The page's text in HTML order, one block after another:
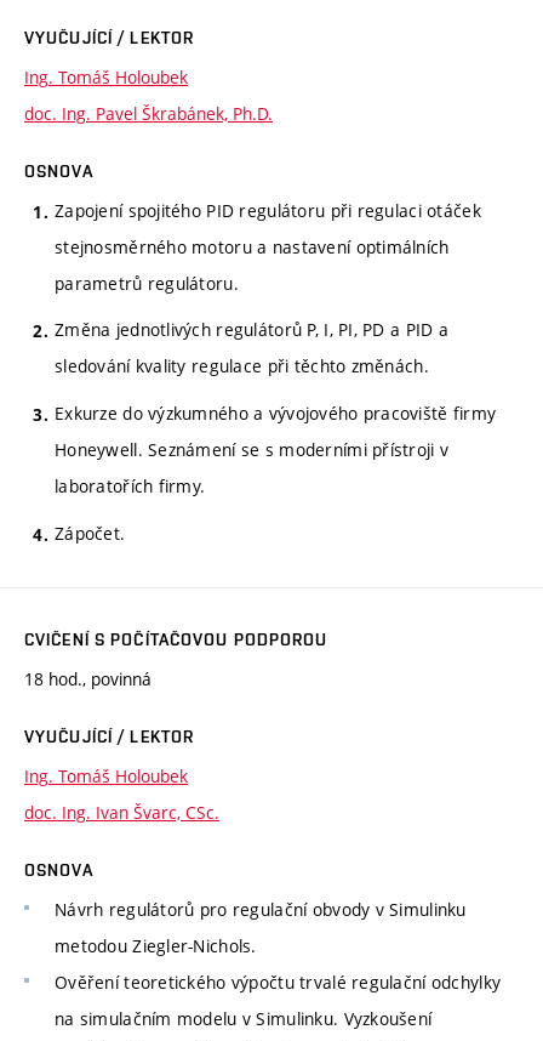
VYUČUJÍCÍ / LEKTOR
Ing. Tomáš Holoubek
doc. Ing. Pavel Škrabánek, Ph.D.
OSNOVA
Zapojení spojitého PID regulátoru při regulaci otáček
stejnosměrného motoru a nastavení optimálních
parametrů regulátoru.
Změna jednotlivých regulátorů P, I, PI, PD a PID a
sledování kvality regulace při těchto změnách.
Exkurze do výzkumného a vývojového pracoviště firmy
Honeywell. Seznámení se s moderními přístroji v
laboratořích firmy.
Zápočet.
CVIČENÍ S POČÍTAČOVOU PODPOROU
18 hod., povinná
VYUČUJÍCÍ / LEKTOR
Ing. Tomáš Holoubek
doc. Ing. Ivan Švarc, CSc.
OSNOVA
Návrh regulátorů pro regulační obvody v Simulinku
metodou Ziegler-Nichols.
Ověření teoretického výpočtu trvalé regulační odchylky
na simulačním modelu v Simulinku. Vyzkoušení